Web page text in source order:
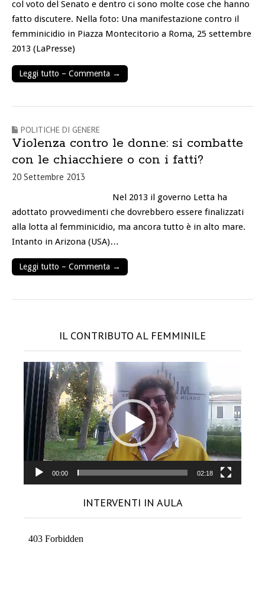
col voto del Senato e dentro ci sono molte cose che hanno
fatto discutere. Nella foto: Una manifestazione contro il
femminicidio in Piazza Montecitorio a Roma, 25 settembre
2013 (LaPresse)
Leggi tutto – Commenta →
POLITICHE DI GENERE
Violenza contro le donne: si combatte
con le chiacchiere o con i fatti?
20 Settembre 2013
Nel 2013 il governo Letta ha
adottato provvedimenti che dovrebbero essere finalizzati
alla lotta al femminicidio, ma ancora tutto è in alto mare.
Intanto in Arizona (USA)…
Leggi tutto – Commenta →
IL CONTRIBUTO AL FEMMINILE
Video
Player
00:00 02:18
INTERVENTI IN AULA